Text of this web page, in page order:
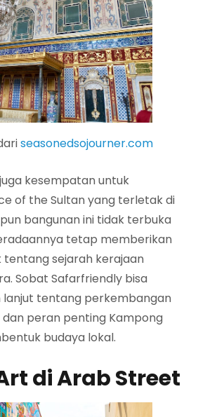
seasonedsojourner.com
kesempatan untuk
of the Sultan yang terletak di
bangunan ini tidak terbuka
tetap memberikan
tentang sejarah kerajaan
Sobat Safarfriendly bisa
lanjut tentang perkembangan
dan peran penting Kampong
budaya lokal.
di Arab Street